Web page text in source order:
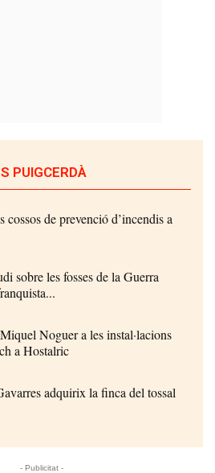
PUIGCERDÀ
cossos de prevenció d’incendis a
sobre les fosses de la Guerra
Noguer a les instal·lacions
a Hostalric
adquirix la finca del tossal
- Publicitat -